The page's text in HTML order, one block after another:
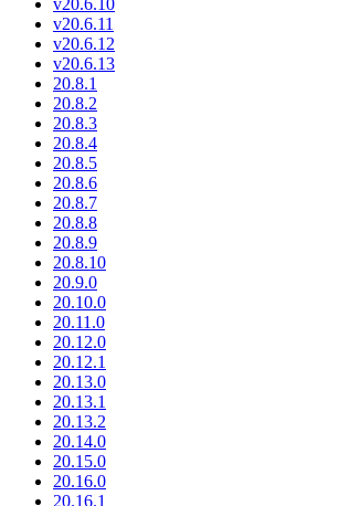
v20.6.11
v20.6.12
v20.6.13
20.8.1
20.8.2
20.8.3
20.8.4
20.8.5
20.8.6
20.8.7
20.8.8
20.8.9
20.8.10
20.9.0
20.10.0
20.11.0
20.12.0
20.12.1
20.13.0
20.13.1
20.13.2
20.14.0
20.15.0
20.16.0
20.16.1